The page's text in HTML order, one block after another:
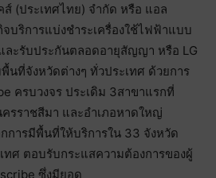
(ประเทศไทย) จำกัด หรือ แอล
บริการแบ่งชำระเครื่องใช้ไฟฟ้าแบบ
ละรับประกันตลอดอายุสัญญา หรือ LG
นที่จังหวัดต่างๆ ทั่วประเทศ ด้วยการ
ครบวงจร ประเดิม 3สาขาแรกที่
รราชสีมา และอำเภอหาดใหญ่
การมีพื้นที่ให้บริการใน 33 จังหวัด
ศ ตอบรับกระแสความต้องการของผู้
ซึ่งมียอด